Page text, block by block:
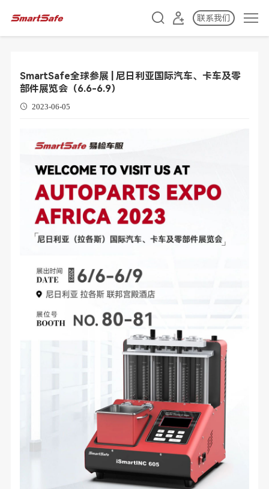
联系我们
SmartSafe全球参展 | 尼日利亚国际汽车、卡车及零
部件展览会（6.6-6.9）
2023-06-05